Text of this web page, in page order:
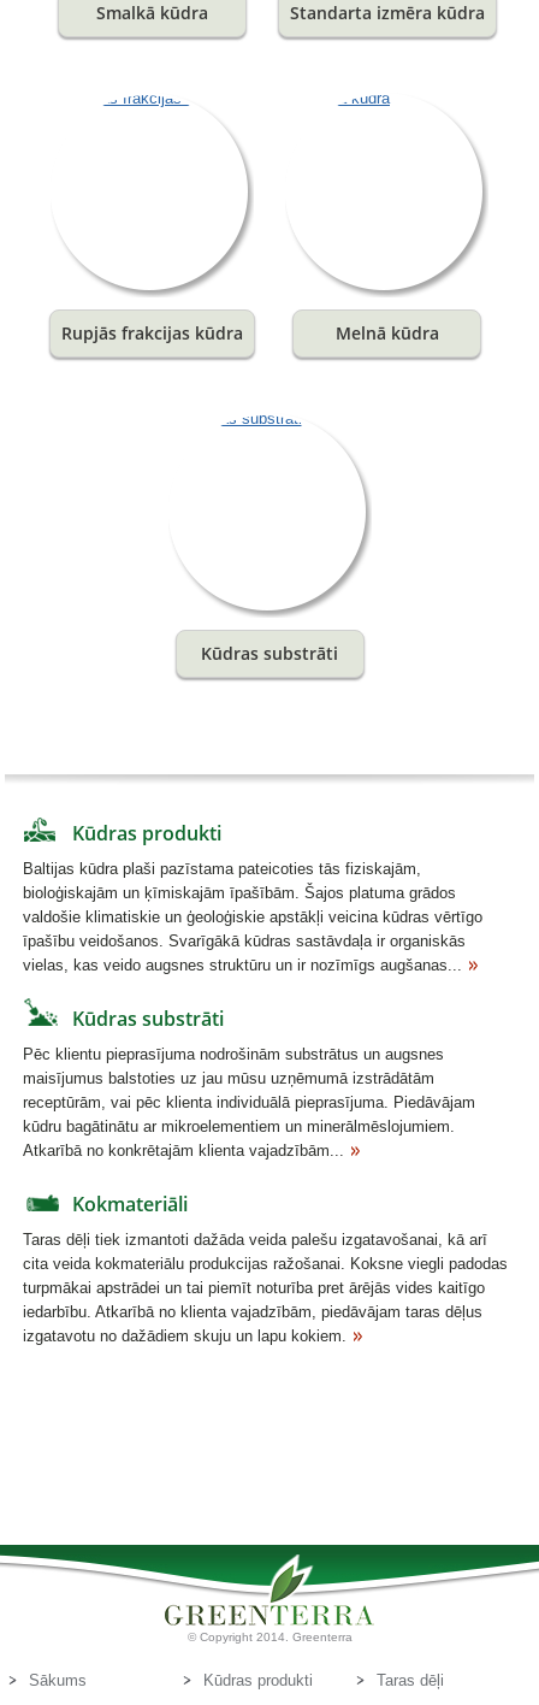
Smalkā kūdra Standarta izmēra kūdra
Rupjās frakcijas kūdra Melnā kūdra
Kūdras substrāti
Kūdras produkti
Baltijas kūdra plaši pazīstama pateicoties tās fiziskajām,
bioloģiskajām un ķīmiskajām īpašībām. Šajos platuma grādos
valdošie klimatiskie un ģeoloģiskie apstākļi veicina kūdras vērtīgo
īpašību veidošanos. Svarīgākā kūdras sastāvdaļa ir organiskās
vielas, kas veido augsnes struktūru un ir nozīmīgs augšanas...
Kūdras substrāti
Pēc klientu pieprasījuma nodrošinām substrātus un augsnes
maisījumus balstoties uz jau mūsu uzņēmumā izstrādātām
receptūrām, vai pēc klienta individuālā pieprasījuma. Piedāvājam
kūdru bagātinātu ar mikroelementiem un minerālmēslojumiem.
Atkarībā no konkrētajām klienta vajadzībām...
Kokmateriāli
Taras dēļi tiek izmantoti dažāda veida palešu izgatavošanai, kā arī
cita veida kokmateriālu produkcijas ražošanai. Koksne viegli padodas
turpmākai apstrādei un tai piemīt noturība pret ārējās vides kaitīgo
iedarbību. Atkarībā no klienta vajadzībām, piedāvājam taras dēļus
izgatavotu no dažādiem skuju un lapu kokiem.
© Copyright 2014. Greenterra
Sākums Kūdras produkti
Taras dēļi